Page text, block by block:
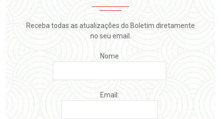
Receba todas as atualizações do Boletim diretamente
no seu email.
Nome
Email: